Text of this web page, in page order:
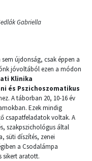
Gabriella
újdonság, csak éppen a
jóvoltából ezen a módon
Klinika
és Pszichoszomatikus
A táborban 20, 10-16 év
Ezek mindig
csapatfeladatok voltak. A
szakpszichológus által
süti díszítés, zenei
a Csodalámpa
sikert aratott.